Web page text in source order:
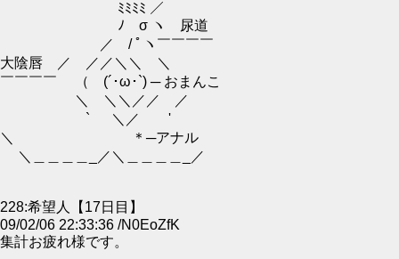
ﾐﾐﾐﾐ ／￣￣￣￣
ﾉ σ ヽ 尿道
／ / ﾟヽ￣￣￣￣
大陰唇 ／ ／／＼＼ ＼
￣￣￣￣ （ (´･ω･`) ─ おまんこ
＼ ＼＼／／ ／
` ＼／ '
＼ ＊─アナル
＼＿＿＿＿_／＼＿＿＿＿_／
228:希望人【17日目】
09/02/06 22:33:36 /N0EoZfK
集計お疲れ様です。